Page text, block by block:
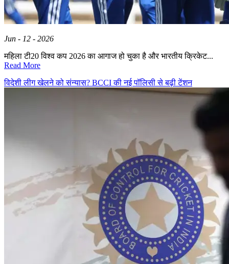
Jun - 12 - 2026
महिला टी20 विश्व कप 2026 का आगाज हो चुका है और भारतीय क्रिकेट...
Read More
विदेशी लीग खेलने को संन्यास? BCCI की नई पॉलिसी से बढ़ी टेंशन